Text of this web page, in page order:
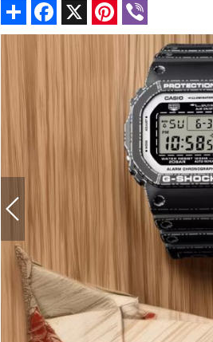
Share Facebook Pinterest